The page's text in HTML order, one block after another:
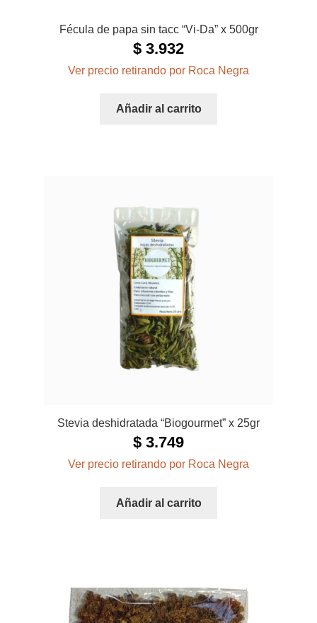
Fécula de papa sin tacc “Vi-Da” x 500gr
$ 3.932
Ver precio retirando por Roca Negra
Añadir al carrito
Stevia deshidratada “Biogourmet” x 25gr
$ 3.749
Ver precio retirando por Roca Negra
Añadir al carrito